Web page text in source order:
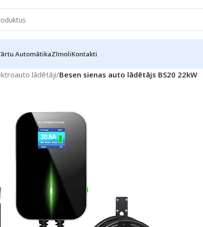
AutomātikaZīmoliKontakti
lādētāji/Besen sienas auto lādētājs BS20 22kW